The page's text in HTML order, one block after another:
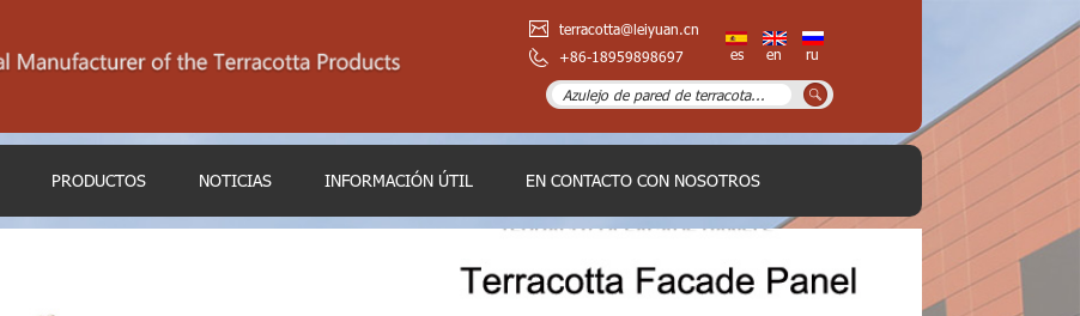
terracotta@leiyuan.cn
+86-18959898697
es en ru
PRODUCTOS NOTICIAS INFORMACIÓN ÚTIL EN CONTACTO CON NOSOTROS